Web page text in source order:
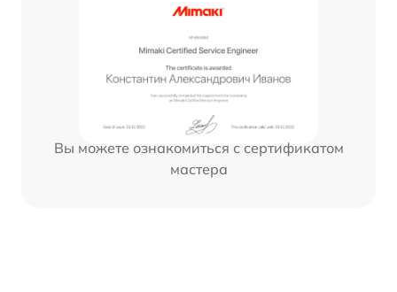
Вы можете ознакомиться с сертификатом
мастера